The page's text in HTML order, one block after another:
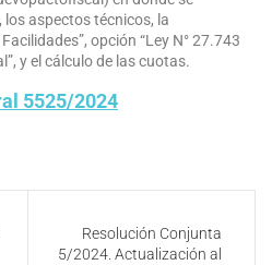
aspectos técnicos, la
opción “Ley N° 27.743
y el cálculo de las cuotas.
5525/2024
Resolución Conjunta
5/2024. Actualización al